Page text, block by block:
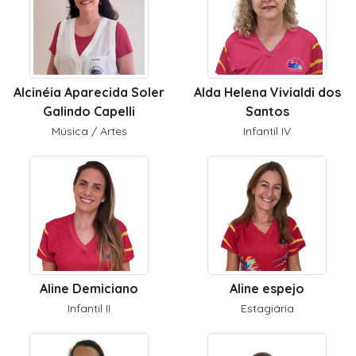
Alcinéia Aparecida Soler
Galindo Capelli
Música / Artes
Alda Helena Vivialdi dos
Santos
Infantil IV
Aline Demiciano
Infantil II
Aline espejo
Estagiária